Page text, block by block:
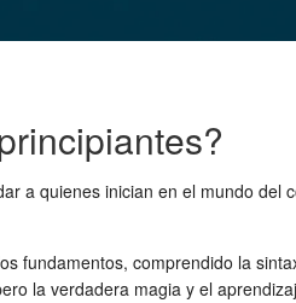
a quienes inician en el mundo
comprendido la
la verdadera magia y el